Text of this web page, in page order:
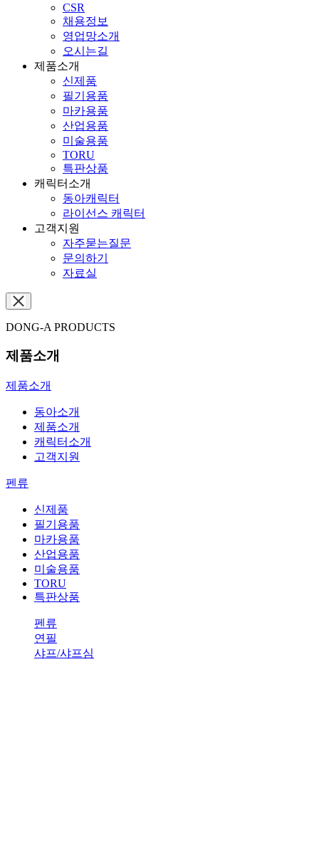
CSR
채용정보
영업망소개
오시는길
제품소개
신제품
필기용품
마카용품
산업용품
미술용품
TORU
특판상품
캐릭터소개
동아캐릭터
라이선스 캐릭터
고객지원
자주묻는질문
문의하기
자료실
DONG-A PRODUCTS
제품소개
제품소개
동아소개
제품소개
캐릭터소개
고객지원
펜류
신제품
필기용품
마카용품
산업용품
미술용품
TORU
특판상품
펜류
연필
샤프/샤프심